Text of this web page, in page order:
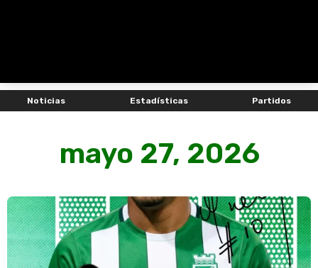
Noticias Estadísticas Partidos
mayo 27, 2026